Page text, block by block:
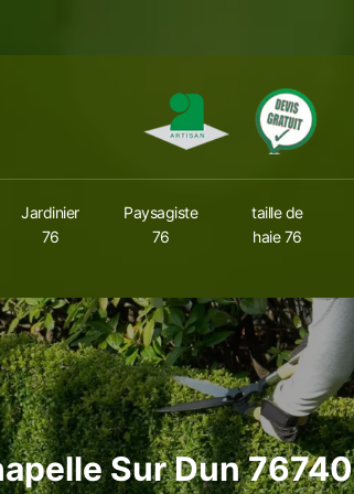
Jardinier
76
Paysagiste
76
taille de
haie 76
Sur Dun 76740